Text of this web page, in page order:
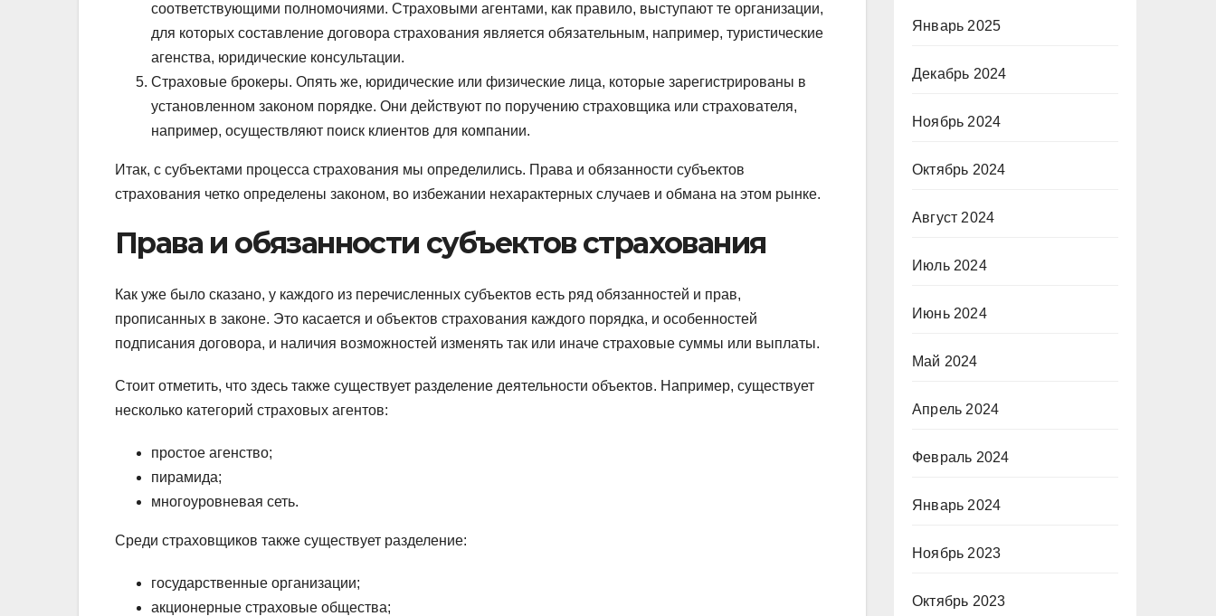
соответствующими полномочиями. Страховыми агентами, как правило, выступают те организации,
для которых составление договора страхования является обязательным, например, туристические
агенства, юридические консультации.
Страховые брокеры. Опять же, юридические или физические лица, которые зарегистрированы в
установленном законом порядке. Они действуют по поручению страховщика или страхователя,
например, осуществляют поиск клиентов для компании.
Итак, с субъектами процесса страхования мы определились. Права и обязанности субъектов
страхования четко определены законом, во избежании нехарактерных случаев и обмана на этом рынке.
Права и обязанности субъектов страхования
Как уже было сказано, у каждого из перечисленных субъектов есть ряд обязанностей и прав,
прописанных в законе. Это касается и объектов страхования каждого порядка, и особенностей
подписания договора, и наличия возможностей изменять так или иначе страховые суммы или выплаты.
Стоит отметить, что здесь также существует разделение деятельности объектов. Например, существует
несколько категорий страховых агентов:
простое агенство;
пирамида;
многоуровневая сеть.
Среди страховщиков также существует разделение:
государственные организации;
акционерные страховые общества;
Январь 2025
Декабрь 2024
Ноябрь 2024
Октябрь 2024
Август 2024
Июль 2024
Июнь 2024
Май 2024
Апрель 2024
Февраль 2024
Январь 2024
Ноябрь 2023
Октябрь 2023